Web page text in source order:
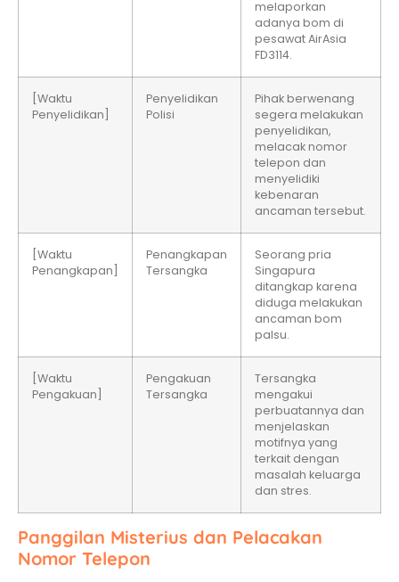
melaporkan
adanya bom di
pesawat AirAsia
FD3114.
[Waktu
Penyelidikan]
Penyelidikan
Polisi
Pihak berwenang
segera melakukan
penyelidikan,
melacak nomor
telepon dan
menyelidiki
kebenaran
ancaman tersebut.
[Waktu
Penangkapan]
Penangkapan
Tersangka
Seorang pria
Singapura
ditangkap karena
diduga melakukan
ancaman bom
palsu.
[Waktu
Pengakuan]
Pengakuan
Tersangka
Tersangka
mengakui
perbuatannya dan
menjelaskan
motifnya yang
terkait dengan
masalah keluarga
dan stres.
Panggilan Misterius dan Pelacakan
Nomor Telepon